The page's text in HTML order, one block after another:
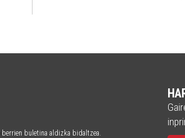
berrien buletina aldizka bidaltzea.